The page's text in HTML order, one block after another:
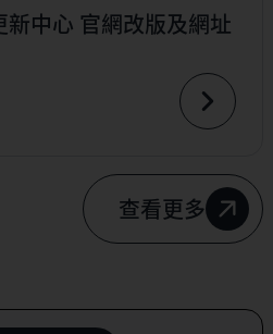
中心 官網改版及網址
查看更多